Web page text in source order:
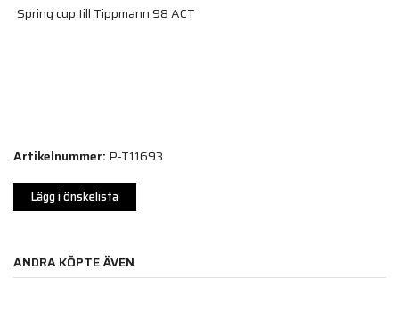
Spring cup till Tippmann 98 ACT
Artikelnummer: P-T11693
Lägg i önskelista
ANDRA KÖPTE ÄVEN